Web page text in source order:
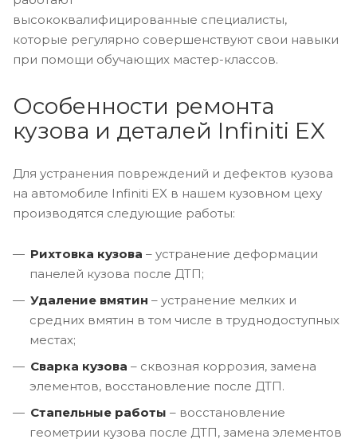
высококвалифицированные специалисты,
которые регулярно совершенствуют свои навыки
при помощи обучающих мастер-классов.
Особенности ремонта
кузова и деталей Infiniti EX
Для устранения повреждений и дефектов кузова
на автомобиле Infiniti EX в нашем кузовном цеху
производятся следующие работы:
Рихтовка кузова – устранение деформации
панелей кузова после ДТП;
Удаление вмятин – устранение мелких и
средних вмятин в том числе в труднодоступных
местах;
Сварка кузова – сквозная коррозия, замена
элементов, восстановление после ДТП.
Стапельные работы – восстановление
геометрии кузова после ДТП, замена элементов